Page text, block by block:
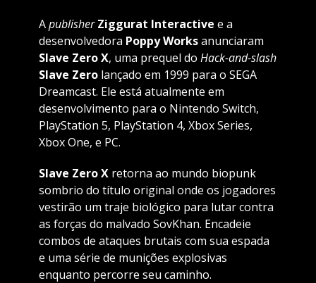
Apublisher Ziggurat Interactive e a
desenvolvedora Poppy Worksanunciaram
Slave Zero X, uma prequel do Hack-and-slash
Slave Zerolançado em 1999 para o SEGA
Dreamcast. Ele está atualmente em
desenvolvimento para o Nintendo Switch,
PlayStation 5, PlayStation 4, Xbox Series,
Xbox One, e PC.
Slave Zero X retorna ao mundo biopunk
sombrio do título original onde os jogadores
vestirão um traje biológico para lutar contra
as forças do malvado SovKhan. Encadeie
combos de ataques brutais com sua espada
e uma série de munições explosivas
enquanto percorre seu caminho.